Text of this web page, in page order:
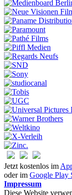
Jetzt kostenlos im
oder im Google Play
Impressum
Diese Website